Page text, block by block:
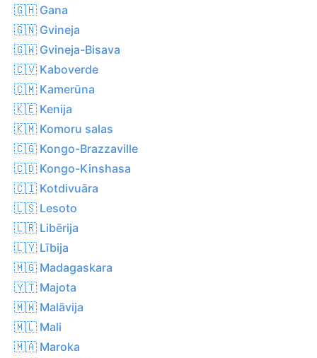
🇬🇭 Gana
🇬🇳 Gvineja
🇬🇼 Gvineja-Bisava
🇨🇻 Kaboverde
🇨🇲 Kamerūna
🇰🇪 Kenija
🇰🇲 Komoru salas
🇨🇬 Kongo-Brazzaville
🇨🇩 Kongo-Kinshasa
🇨🇮 Kotdivuāra
🇱🇸 Lesoto
🇱🇷 Libērija
🇱🇾 Lībija
🇲🇬 Madagaskara
🇾🇹 Majota
🇲🇼 Malāvija
🇲🇱 Mali
🇲🇦 Maroka